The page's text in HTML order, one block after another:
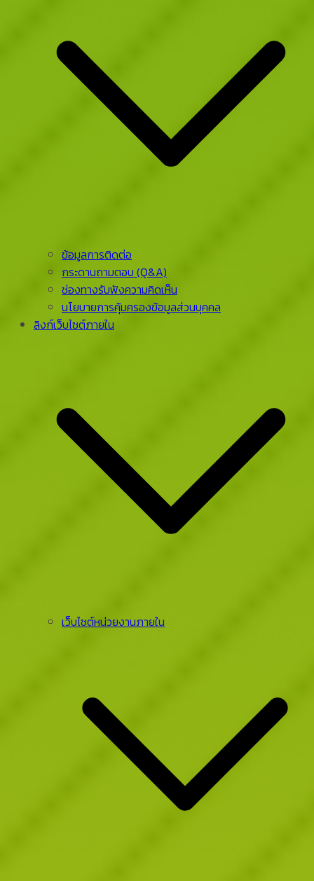
ข้อมูลการติดต่อ
กระดานถามตอบ (Q&A)
ช่องทางรับฟังความคิดเห็น
นโยบายการคุ้มครองข้อมูลส่วนบุคคล
ลิงก์เว็บไซต์ภายใน
เว็บไซต์หน่วยงานภายใน